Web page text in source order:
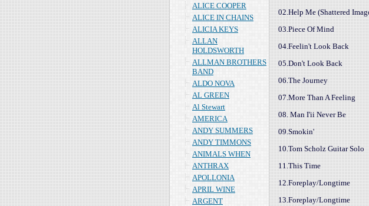
ALICE COOPER
ALICE IN CHAINS
ALICIA KEYS
ALLAN
HOLDSWORTH
ALLMAN BROTHERS
BAND
ALDO NOVA
AL GREEN
Al Stewart
AMERICA
ANDY SUMMERS
ANDY TIMMONS
ANIMALS WHEN
ANTHRAX
APOLLONIA
APRIL WINE
ARGENT
02.Help Me (Shattered
03.Piece Of Mind
04.Feelin't Look Back
05.Don't Look Back
06.The Journey
07.More Than A Feeling
08. Man I'ii Never Be
09.Smokin'
10.Tom Scholz Guitar Solo
11.This Time
12.Foreplay/Longtime
13.Foreplay/Longtime